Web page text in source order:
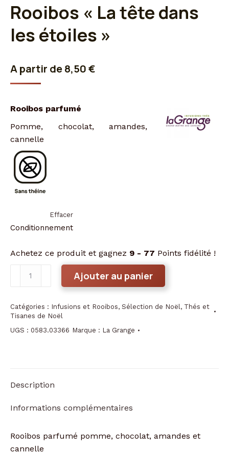
Rooibos « La tête dans
les étoiles »
A partir de8,50€
Rooibos parfumé
Pomme, chocolat, amandes,
cannelle
Conditionnement
Effacer
Achetez ce produit et gagnez 9 - 77 Points fidélité !
"La
dans
Ajouter au panier
Catégories : Infusions et Rooibos, Sélection de Noël, Thés et
Tisanes de Noël
UGS : 0583.03366 Marque : La Grange
Description
Informations complémentaires
Rooibos parfumé pomme, chocolat, amandes et
cannelle